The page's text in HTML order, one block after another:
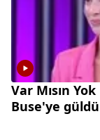
Var Mısın
Buse'ye güldü